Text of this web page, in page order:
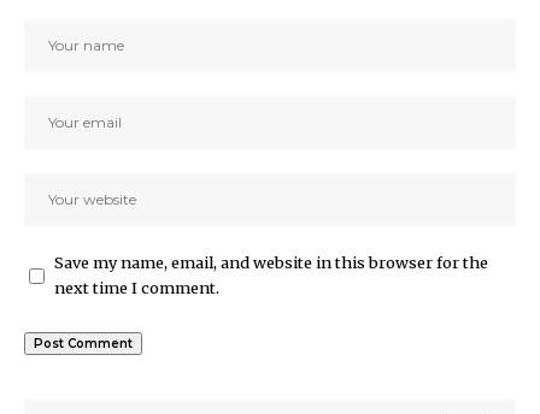
Save my name, email, and website in this browser for the
next time I comment.